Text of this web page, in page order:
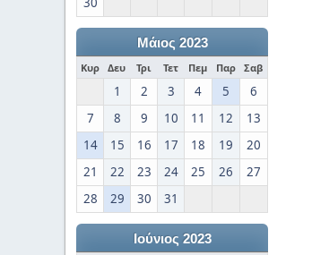
Μάιος 2023
Κυρ Δευ Τρι Τετ Πεμ Παρ Σαβ
1 2 3 4 5
6
7
8 9 10 11 12
13
14
15 16 17 18 19
20
21
22 23 24 25 26
27
28
29 30 31
Ιούνιος 2023